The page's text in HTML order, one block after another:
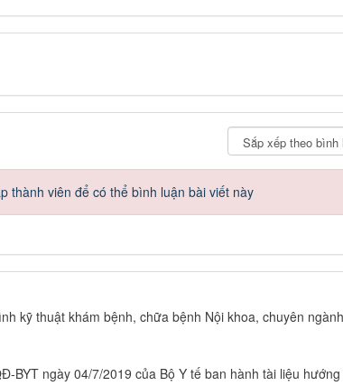
thành viên để có thể bình luận bài viết này
kỹ thuật khám bệnh, chữa bệnh Nội khoa, chuyên
BYT ngày 04/7/2019 của Bộ Y tế ban hành tài liệu